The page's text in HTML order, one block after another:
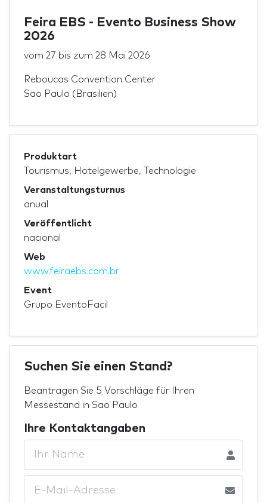
Feira EBS - Evento Business Show
2026
vom 27 bis zum 28 Mai 2026
Reboucas Convention Center
Sao Paulo (Brasilien)
Produktart
Tourismus, Hotelgewerbe, Technologie
Veranstaltungsturnus
anual
Veröffentlicht
nacional
Web
www.feiraebs.com.br
Event
Grupo EventoFacil
Suchen Sie einen Stand?
Beantragen Sie 5 Vorschläge für Ihren
Messestand in Sao Paulo
Ihre Kontaktangaben